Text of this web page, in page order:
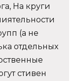
На круги
(а не
отдельных
стивен